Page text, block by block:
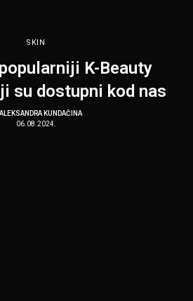
SKIN
K-Beauty
su dostupni kod nas
ALEKSANDRA KUNDAČINA
06.08.2024.